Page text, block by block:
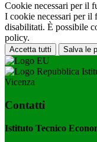
Cookie necessari per il
I cookie necessari per il
disabilitati. È possibile
policy.
Accetta tutti Salva le
Vicenza
Contatti
Istituto Tecnico